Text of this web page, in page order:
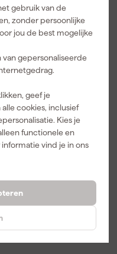
gebruik van de
zonder persoonlijke
jou de best mogelijke
gepersonaliseerde
geef je
cookies, inclusief
Kies je
functionele en
vind je in ons